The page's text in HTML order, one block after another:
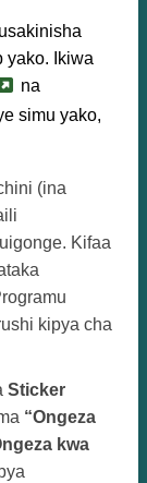
yako. Ikiwa
na
simu yako,
(ina
Kifaa
kipya cha
Sticker
“Ongeza
kwa